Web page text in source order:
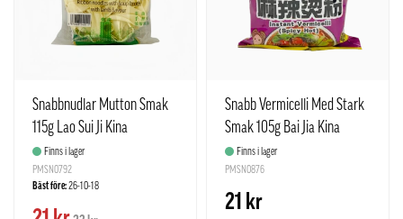
Snabbnudlar Mutton Smak
115g Lao Sui Ji Kina
Finns i lager
PMSN0792
Bäst före:26-10-18
Snabb Vermicelli Med Stark
Smak 105g Bai Jia Kina
Finns i lager
PMSN0876
21 kr